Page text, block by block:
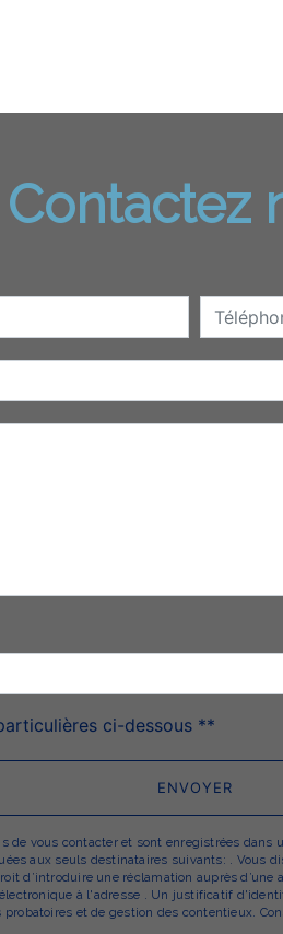
Contactez
ci-dessous **
ENVOYER
de vous contacter et sont enregistrées
aux seuls destinataires suivants: . Vous
d’introduire une réclamation auprès
à l'adresse . Un justificatif
et de gestion des contentieux.